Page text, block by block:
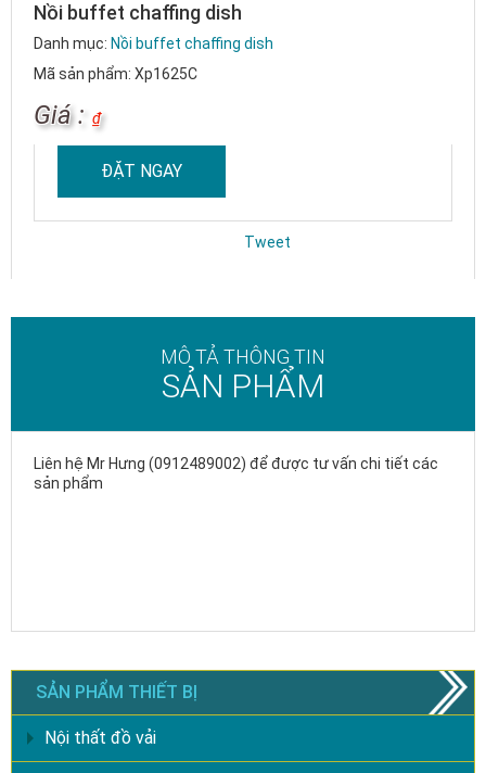
Nồi buffet chaffing dish
Danh mục: Nồi buffet chaffing dish
Mã sản phẩm: Xp1625C
Giá : ₫
ĐẶT NGAY
Tweet
MÔ TẢ THÔNG TIN
SẢN PHẨM
Liên hệ Mr Hưng (0912489002) để được tư vấn chi tiết các
sản phẩm
SẢN PHẨM THIẾT BỊ
Nội thất đồ vải